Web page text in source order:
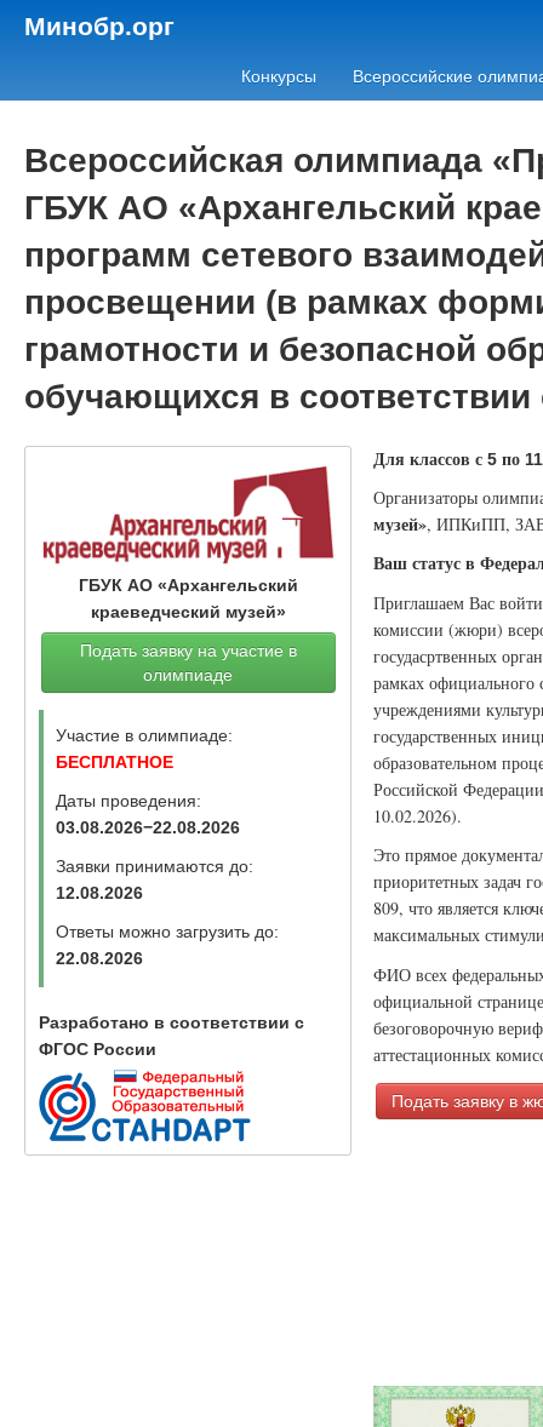
Минобр.орг
Конкурсы Всероссийские
Всероссийская олимпиада
ГБУК АО «Архангельский
программ сетевого
просвещении (в рамках
грамотности и безопасной
обучающихся в
ГБУК АО «Архангельский
краеведческий музей»
Подать заявку на участие в
олимпиаде
Участие в олимпиаде:
БЕСПЛАТНОЕ
Даты проведения:
03.08.2026−22.08.2026
Заявки принимаются до:
12.08.2026
Ответы можно загрузить до:
22.08.2026
Разработано в соответствии с
ФГОС России
Для классов с 5по 11
Организаторы
музей», ИПКиПП,
Ваш статус в
Приглашаем Вас
комиссии (жюри)
госудасртвенных
рамках официального
учреждениями
государственных
образовательном
Российской
10.02.2026).
Это прямое
приоритетных задач
809, что является
максимальных
ФИО всех
официальной
безоговорочную
аттестационных
Подать заявку в